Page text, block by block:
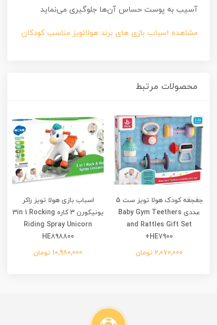
آسیب به پوست حساس آن‌ها جلوگیری می‌نماید
مشاهده اسباب بازی های برند هولاتویز مناسب کودکان
محصولات مرتبط
جغجغه کودک هولا تویز ست 5
عددی Baby Gym Teethers
and Rattles Gift Set
HE7900+
2,070,000 تومان
اسباب بازی هولا تویز راکر
یونیکورن 3 کاره 3in 1 Rocking
Riding Spray Unicorn
HE898800
10,980,000 تومان